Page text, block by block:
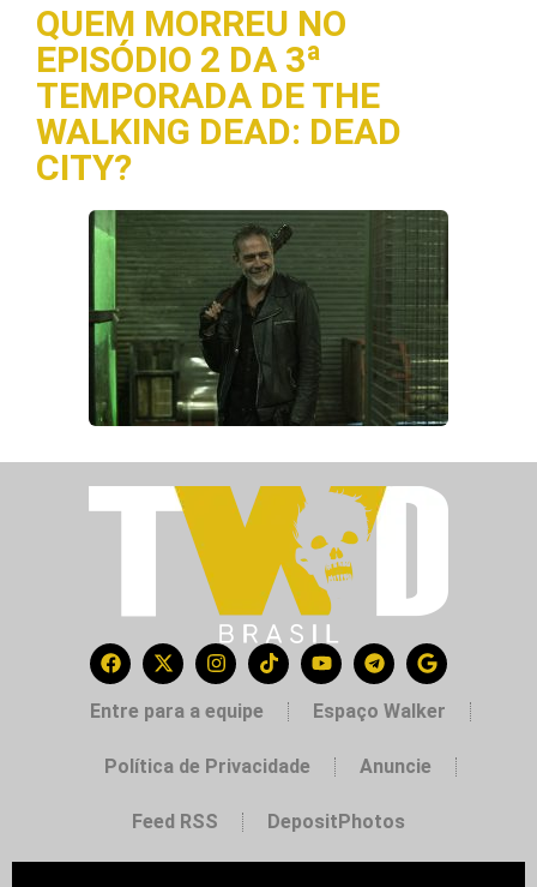
QUEM MORREU NO
EPISÓDIO 2 DA 3ª
TEMPORADA DE THE
WALKING DEAD: DEAD
CITY?
Entre para a equipe Espaço Walker
Política de Privacidade Anuncie
Feed RSS DepositPhotos